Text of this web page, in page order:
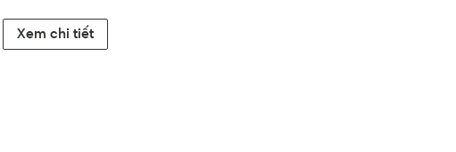
Xem chi tiết